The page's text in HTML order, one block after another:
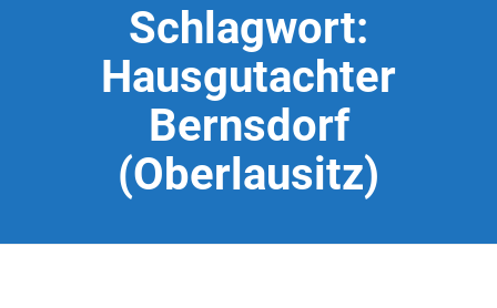
Schlagwort:
Hausgutachter
Bernsdorf
(Oberlausitz)